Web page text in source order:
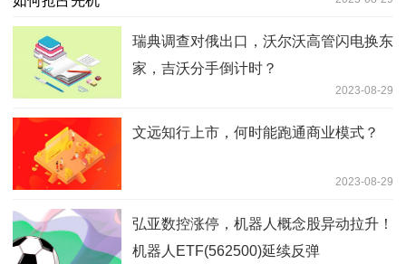
瑞典调查对俄出口，沃尔沃高管闪电换东
家，吉沃分手倒计时？
2023-08-29
文远知行上市，何时能跑通商业模式？
2023-08-29
弘亚数控涨停，机器人概念股异动拉升！
机器人ETF(562500)延续反弹